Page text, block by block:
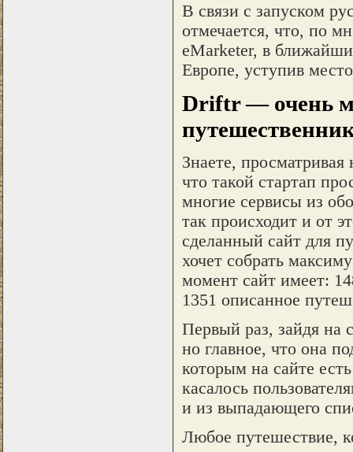
В связи с запуском
отмечается, что, по
eMarketer, в
Европе, уступив
Driftr — очень
Знаете, просматривая
что такой стартап
многие сервисы из
так происходит и от
сделанный сайт для
хочет собрать
момент сайт имеет:
1351 описанное
Первый раз, зайдя на
но главное, что она
которым на сайте
касалось
и из выпадающего
Любое путешествие,